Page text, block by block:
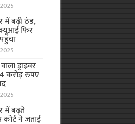
में बढ़ी ठंड,
फिर
ड्राइवर
करोड़ रुपए
में बढ़ते
ने जताई